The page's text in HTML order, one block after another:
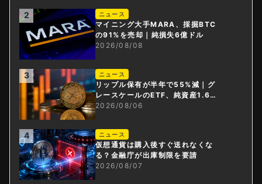
2 ニュース
マイニング大手MARA、採掘BTC
の91%を売却｜純損失6億ドル
2026/08/08
3 ニュース
リップル保有が半年で55%減｜グ
レースケールのETF、純資産1.6億
ドル減
2026/08/06
4 ニュース
仮想通貨は購入後すぐ送れなくな
る？金融庁が出庫制限を要請
2026/08/07